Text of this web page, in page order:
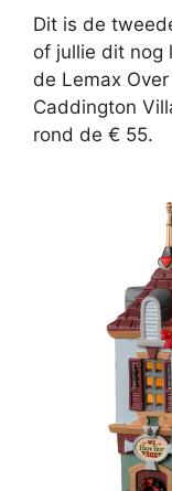
Dit is de
of jullie dit nog
de Lemax
Caddington
rond de € 55.